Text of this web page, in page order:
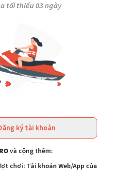
tối thiểu 03 ngày
ký tài khoản
và cộng thêm:
chơi: Tài khoản Web/App của